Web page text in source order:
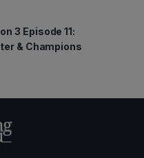
3 Episode 11:
& Champions